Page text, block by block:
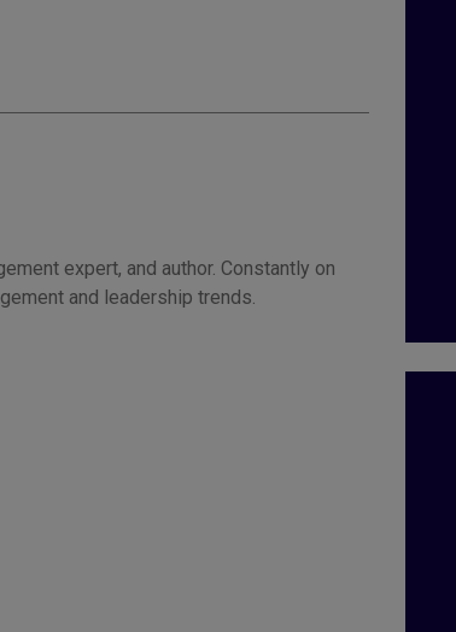
expert, and author. Constantly on
and leadership trends.